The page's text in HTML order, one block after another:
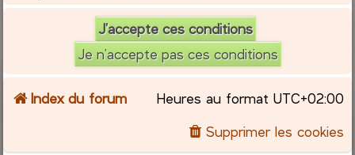
Index du forum Heures au format UTC+02:00
Supprimer les cookies